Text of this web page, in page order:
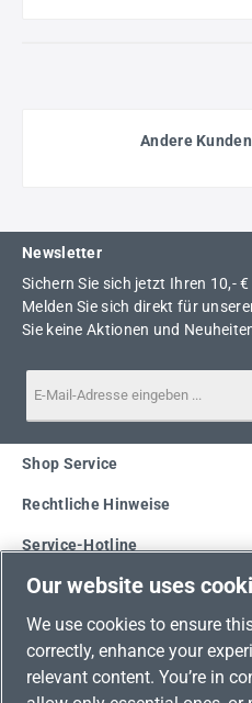
Andere
Newsletter
Sichern Sie sich jetzt Ihren 10,-
Melden Sie sich direkt für
Sie keine Aktionen und
Service-Hotline
Shop Service
Rechtliche Hinweise
Unsere Vorteile
Versandarten
Zahlungsarten
Our website uses
We use cookies to ensure
correctly, enhance your
relevant content. You’re in